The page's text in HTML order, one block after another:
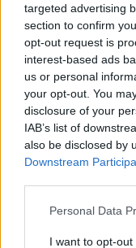
targeted advertising
section to confirm
opt-out request is
interest-based ads
us or personal
your opt-out. You
disclosure of your
IAB’s list of
also be disclosed by
Downstream
Please note that this
not limited to your
Personal Data
I want to opt-
08. 04.
NEM
EZZEL LESZ ÚJRA
A legjobb trükk
08. 03.
HA MINDIG
RENDKÍVÜL MAGAS
Te szoktad?
08. 02.
SOKAN
EMIATT
Érdemes odafigyelni
VITAMINHIÁNY –
Erre figyelj!